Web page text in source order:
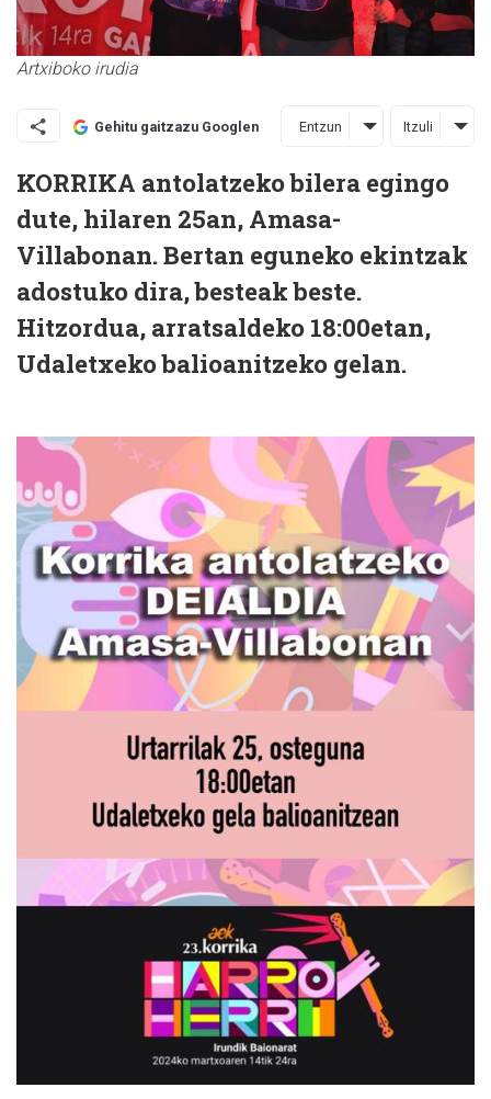
Artxiboko irudia
Gehitu gaitzazu Googlen Entzun Itzuli
KORRIKA antolatzeko bilera egingo
dute, hilaren 25an, Amasa-
Villabonan. Bertan eguneko ekintzak
adostuko dira, besteak beste.
Hitzordua, arratsaldeko 18:00etan,
Udaletxeko balioanitzeko gelan.